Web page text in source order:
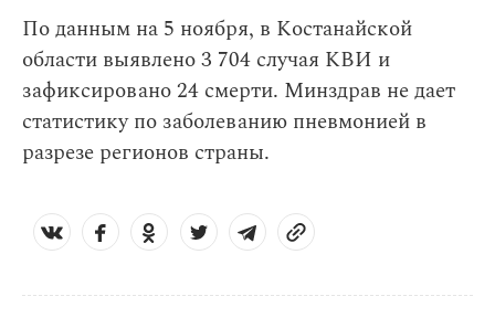
По данным на 5 ноября, в Костанайской
области выявлено 3 704 случая КВИ и
зафиксировано 24 смерти. Минздрав не дает
статистику по заболеванию пневмонией в
разрезе регионов страны.